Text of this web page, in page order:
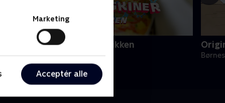
Marketing
Acceptér alle
Kæmpemaskiner - Slikfabrikken
• 1 sæsoner